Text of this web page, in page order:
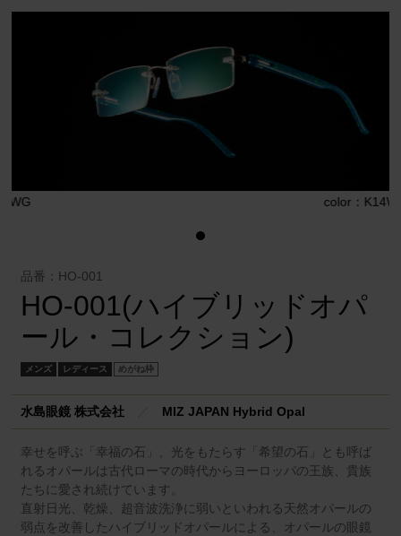
color：K14WG
品番：HO-001
HO-001(ハイブリッドオパ
ール・コレクション)
メンズ レディース めがね枠
水島眼鏡 株式会社 MIZ JAPAN Hybrid Opal
幸せを呼ぶ「幸福の石」、光をもたらす「希望の石」とも呼ば
れるオパールは古代ローマの時代からヨーロッパの王族、貴族
たちに愛され続けています。
直射日光、乾燥、超音波洗浄に弱いといわれる天然オパールの
弱点を改善したハイブリッドオパールによる、オパールの眼鏡